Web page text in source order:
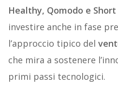
Healthy, Qomodo e Short
investire anche in fase
l’approccio tipico del
che mira a sostenere
primi passi tecnologici.